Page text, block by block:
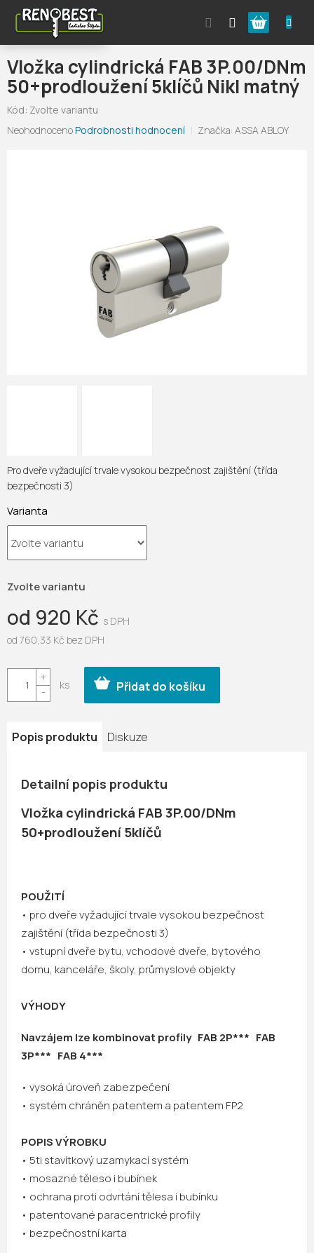
obsah
Nákupní
košík
Vložka cylindrická FAB 3P.00/DNm
50+prodloužení 5klíčů Nikl matný
Kód: Zvolte variantu
Průměrné
NeohodnocenoPodrobnosti hodnocení Značka:ASSA ABLOY
od 920 Kč
od 760,33 Kč bez DPH
cena:
Zvolte variantu
Varianta
Přidat do košíku
Pro dveře vyžadující trvale vysokou bezpečnost zajištění (třída
bezpečnosti 3)
Popis produktu Diskuze
Detailní popis produktu
Vložka cylindrická FAB 3P.00/DNm
50+prodloužení 5klíčů
POUŽITÍ
• pro dveře vyžadující trvale vysokou bezpečnost
zajištění (třída bezpečnosti 3)
• vstupní dveře bytu, vchodové dveře, bytového
domu, kanceláře, školy, průmyslové objekty
VÝHODY
Navzájem lze kombinovat profily FAB 2P*** FAB
3P*** FAB 4***
• vysoká úroveň zabezpečení
• systém chráněn patentem a patentem FP2
POPIS VÝROBKU
• 5ti stavítkový uzamykací systém
• mosazné těleso i bubínek
• ochrana proti odvrtání tělesa i bubínku
• patentované paracentrické profily
• bezpečnostní karta